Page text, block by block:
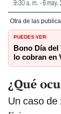
Otra de las
PUEDES VER:
Bono Día del
lo cobran en
¿Qué
Un caso de